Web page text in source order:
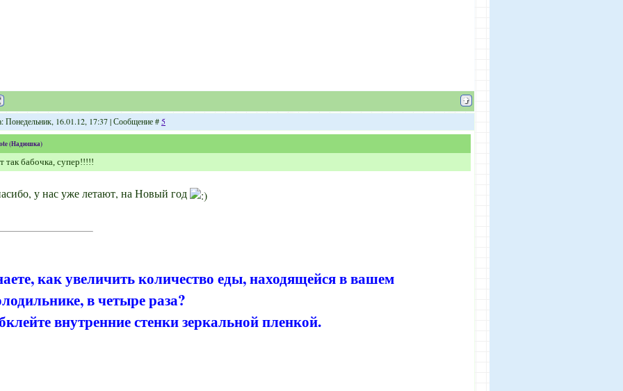
Понедельник, 16.01.12, 17:37 | Сообщение # 5
(Надюшка)
так бабочка, супер!!!!!
у нас уже летают, на Новый год
как увеличить количество еды, находящейся в вашем
в четыре раза?
внутренние стенки зеркальной пленкой.